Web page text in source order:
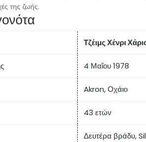
της ζωής.
Τζέιμς Χένρι
4 Μαΐου 1978
Akron, Οχάιο
43 ετών
Δευτέρα βράδυ,